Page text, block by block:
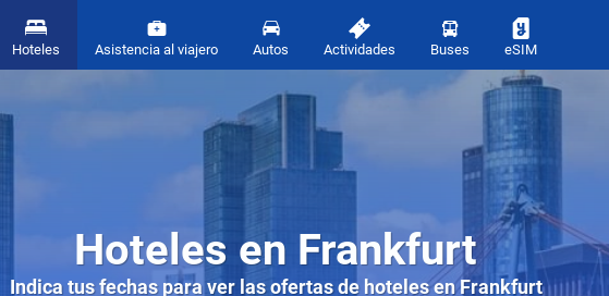
Hoteles Asistencia al viajero Autos Actividades Buses eSIM
Hoteles en Frankfurt
Indica tus fechas para ver las ofertas de hoteles en Frankfurt